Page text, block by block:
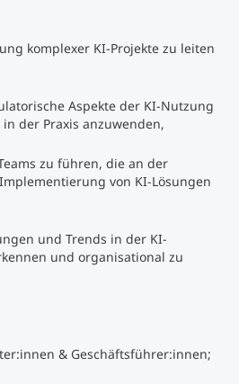
komplexer KI-Projekte zu leiten
Aspekte der KI-Nutzung
der Praxis anzuwenden,
zu führen, die an der
von KI-Lösungen
und Trends in der KI-
und organisational zu
& Geschäftsführer:innen;